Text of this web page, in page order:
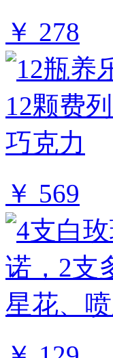
￥ 278
￥ 569